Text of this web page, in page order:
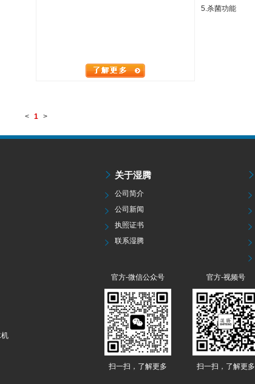
5.杀菌功能
< 1 >
关于湿腾
公司简介
公司新闻
执照证书
联系湿腾
官方-微信公众号
扫一扫，了解更多
官方-视频号
扫一扫，了解更多